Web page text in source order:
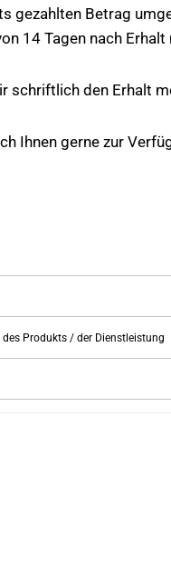
gezahlten Betrag
14 Tagen nach
schriftlich den Erhalt
Ihnen gerne zur
des Produkts / der Dienstleistung